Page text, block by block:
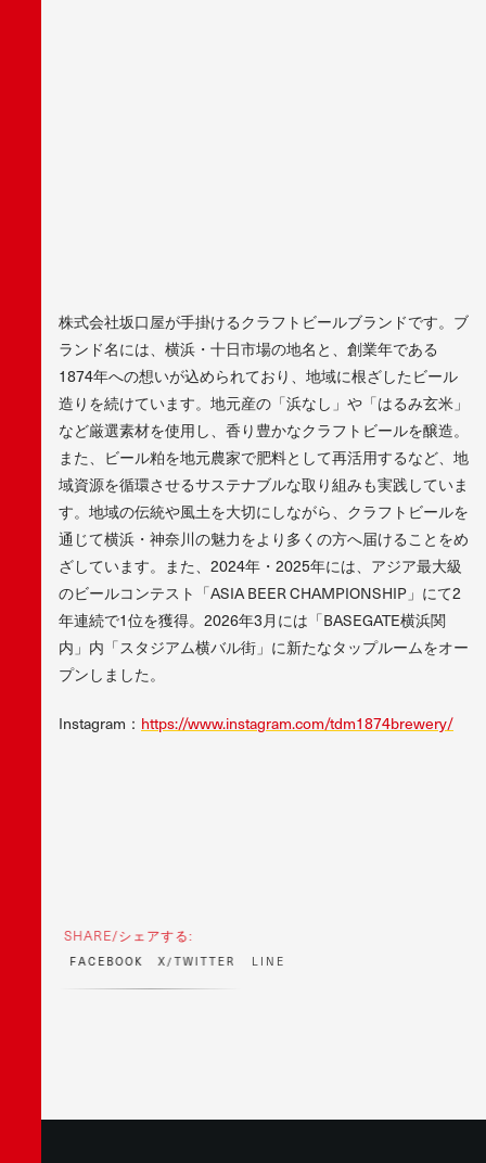
株式会社坂口屋が手掛けるクラフトビールブランドです。ブ
ランド名には、横浜・十日市場の地名と、創業年である
1874年への想いが込められており、地域に根ざしたビール
造りを続けています。地元産の「浜なし」や「はるみ玄米」
など厳選素材を使用し、香り豊かなクラフトビールを醸造。
また、ビール粕を地元農家で肥料として再活用するなど、地
域資源を循環させるサステナブルな取り組みも実践していま
す。地域の伝統や風土を大切にしながら、クラフトビールを
通じて横浜・神奈川の魅力をより多くの方へ届けることをめ
ざしています。また、2024年・2025年には、アジア最大級
のビールコンテスト「ASIA BEER CHAMPIONSHIP」にて2
年連続で1位を獲得。2026年3月には「BASEGATE横浜関
内」内「スタジアム横バル街」に新たなタップルームをオー
プンしました。
Instagram： https://www.instagram.com/tdm1874brewery/
SHARE/シェアする:
FACEBOOK /TWITTER N E